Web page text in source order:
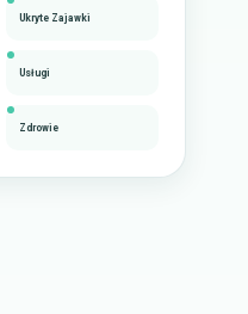
Ukryte Zajawki
Usługi
Zdrowie